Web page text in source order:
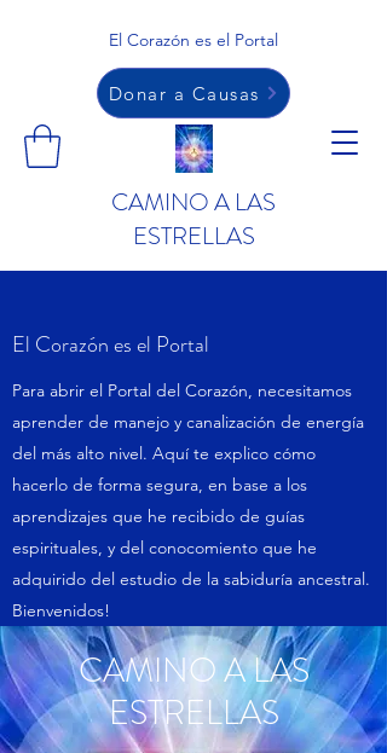
CAMINO A LAS
ESTRELLAS
Donar a Causas
El Corazón es el Portal
El Corazón es el Portal
Para abrir el Portal del Corazón, necesitamos
aprender de manejo y canalización de energía
del más alto nivel. Aquí te explico cómo
hacerlo de forma segura, en base a los
aprendizajes que he recibido de guías
espirituales, y del conocomiento que he
adquirido del estudio de la sabiduría ancestral.
Bienvenidos!
CAMINO A LAS
ESTRELLAS